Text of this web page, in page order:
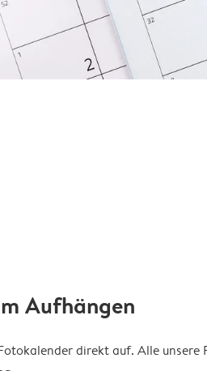
Aufhängen
direkt auf. Alle